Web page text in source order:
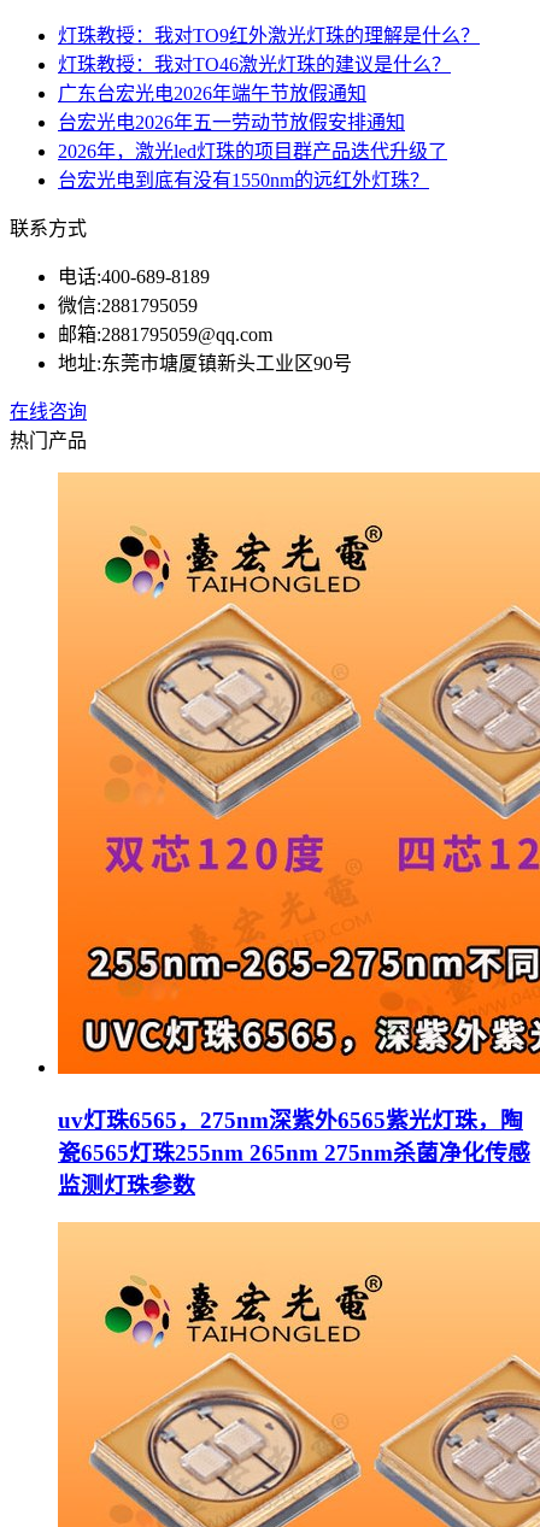
灯珠教授：我对TO9红外激光灯珠的理解是什么？
灯珠教授：我对TO46激光灯珠的建议是什么？
广东台宏光电2026年端午节放假通知
台宏光电2026年五一劳动节放假安排通知
2026年，激光led灯珠的项目群产品迭代升级了
台宏光电到底有没有1550nm的远红外灯珠？
联系方式
电话:400-689-8189
微信:2881795059
邮箱:2881795059@qq.com
地址:东莞市塘厦镇新头工业区90号
在线咨询
热门产品
uv灯珠6565，275nm深紫外6565紫光灯珠，陶
瓷6565灯珠255nm 265nm 275nm杀菌净化传感
监测灯珠参数